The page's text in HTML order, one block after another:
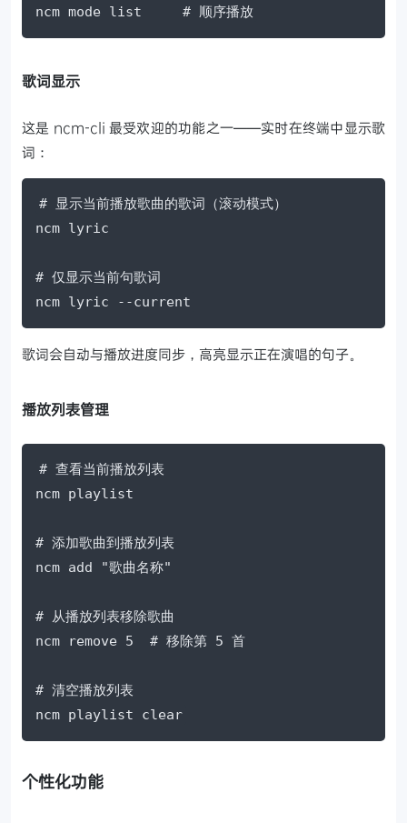
ncm mode list     # 顺序播放
歌词显示
这是 ncm-cli 最受欢迎的功能之一——实时在终端中显示歌
词：
# 显示当前播放歌曲的歌词（滚动模式）
ncm lyric
# 仅显示当前句歌词
ncm lyric --current
歌词会自动与播放进度同步，高亮显示正在演唱的句子。
播放列表管理
# 查看当前播放列表
ncm playlist
# 添加歌曲到播放列表
ncm add "歌曲名称"
# 从播放列表移除歌曲
ncm remove 5  # 移除第 5 首
# 清空播放列表
ncm playlist clear
个性化功能